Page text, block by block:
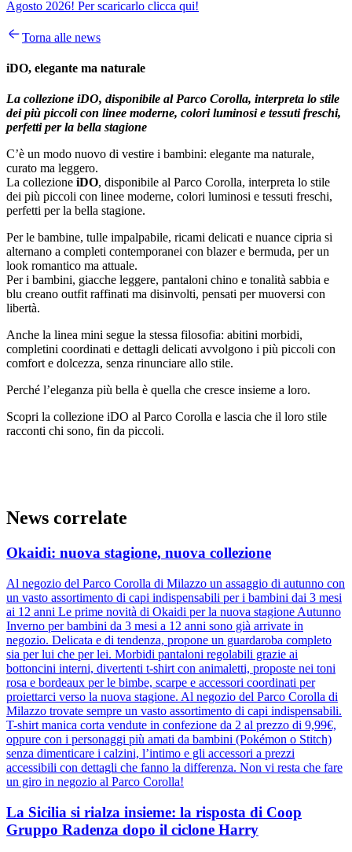
Agosto 2026! Per scaricarlo clicca qui!
Torna alle news
iDO, elegante ma naturale
La collezione iDO, disponibile al Parco Corolla, interpreta lo stile
dei più piccoli con linee moderne, colori luminosi e tessuti freschi,
perfetti per la bella stagione
C’è un modo nuovo di vestire i bambini: elegante ma naturale,
curato ma leggero.
La collezione iDO, disponibile al Parco Corolla, interpreta lo stile
dei più piccoli con linee moderne, colori luminosi e tessuti freschi,
perfetti per la bella stagione.
Per le bambine, tulle impalpabile, ricami delicati e nuance cipria si
alternano a completi contemporanei con blazer e bermuda, per un
look romantico ma attuale.
Per i bambini, giacche leggere, pantaloni chino e tonalità sabbia e
blu creano outfit raffinati ma disinvolti, pensati per muoversi con
libertà.
Anche la linea mini segue la stessa filosofia: abitini morbidi,
completini coordinati e dettagli delicati avvolgono i più piccoli con
comfort e dolcezza, senza rinunciare allo stile.
Perché l’eleganza più bella è quella che cresce insieme a loro.
Scopri la collezione iDO al Parco Corolla e lascia che il loro stile
racconti chi sono, fin da piccoli.
News correlate
Okaidi: nuova stagione, nuova collezione
Al negozio del Parco Corolla di Milazzo un assaggio di autunno con
un vasto assortimento di capi indispensabili per i bambini dai 3 mesi
ai 12 anni Le prime novità di Okaidi per la nuova stagione Autunno
Inverno per bambini da 3 mesi a 12 anni sono già arrivate in
negozio. Delicata e di tendenza, propone un guardaroba completo
sia per lui che per lei. Morbidi pantaloni regolabili grazie ai
bottoncini interni, divertenti t-shirt con animaletti, proposte nei toni
rosa e bordeaux per le bimbe, scarpe e accessori coordinati per
proiettarci verso la nuova stagione. Al negozio del Parco Corolla di
Milazzo trovate sempre un vasto assortimento di capi indispensabili.
T-shirt manica corta vendute in confezione da 2 al prezzo di 9,99€,
oppure con i personaggi più amati da bambini (Pokémon o Stitch)
senza dimenticare i calzini, l’intimo e gli accessori a prezzi
accessibili con dettagli che fanno la differenza. Non vi resta che fare
un giro in negozio al Parco Corolla!
La Sicilia si rialza insieme: la risposta di Coop
Gruppo Radenza dopo il ciclone Harry